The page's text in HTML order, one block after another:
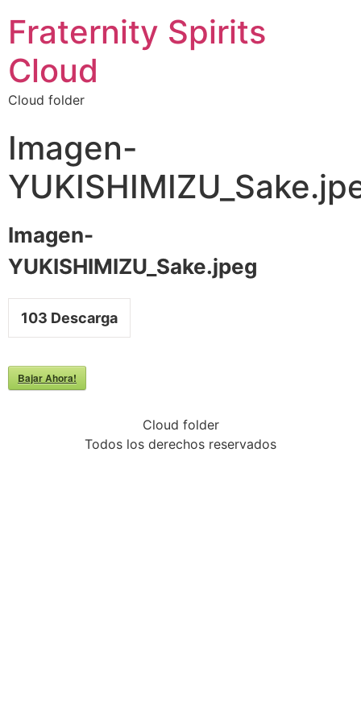
Fraternity Spirits
Cloud
Cloud folder
Imagen-
Imagen-
YUKISHIMIZU_Sake.jpeg
103 Descarga
Bajar Ahora!
Cloud folder
Todos los derechos reservados